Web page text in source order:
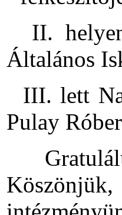
II.
Általános
III. lett
Pulay